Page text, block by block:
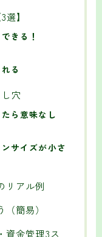
】
きる！
る
穴
ら意味なし
サイズが小さ
リアル例
簡易）
資金管理3ス